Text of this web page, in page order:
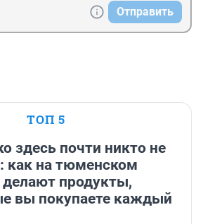
Отправить
ТОП 5
здесь почти никто не
как на тюменском
делают продукты,
вы покупаете каждый